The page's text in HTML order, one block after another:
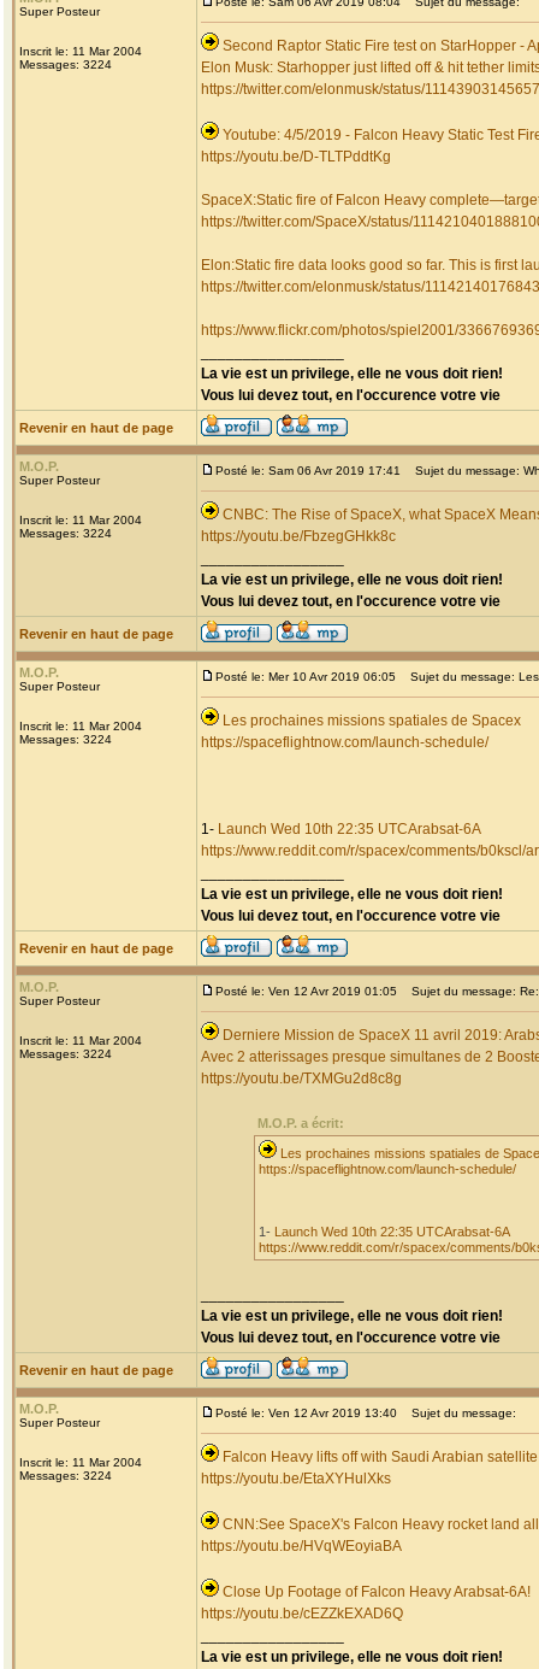
Super Posteur
Inscrit le: 11 Mar 2004
Messages: 3224
Second Raptor Static Fire test on StarHopper -
Elon Musk: Starhopper just lifted off & hit tether
https://twitter.com/elonmusk/status/
Youtube: 4/5/2019 - Falcon Heavy Static Test
https://youtu.be/D-TLTPddtKg
SpaceX:Static fire of Falcon Heavy
https://twitter.com/SpaceX/status/
Elon:Static fire data looks good so far. This is first
https://twitter.com/elonmusk/status/
https://www.flickr.com/photos/spiel2001/
La vie est un privilege, elle ne vous doit rien!
Vous lui devez tout, en l'occurence votre vie
Revenir en haut de page
M.O.P.
Super Posteur
Inscrit le: 11 Mar 2004
Messages: 3224
Posté le: Sam 06 Avr 2019 17:41 Sujet du message:
CNBC: The Rise of SpaceX, what SpaceX
https://youtu.be/FbzegGHkk8c
La vie est un privilege, elle ne vous doit rien!
Vous lui devez tout, en l'occurence votre vie
Revenir en haut de page
M.O.P.
Super Posteur
Inscrit le: 11 Mar 2004
Messages: 3224
Posté le: Mer 10 Avr 2019 06:05 Sujet du message:
Les prochaines missions spatiales de Spacex
https://spaceflightnow.com/launch-schedule/
1- Launch Wed 10th 22:35 UTCArabsat-6A
https://www.reddit.com/r/spacex/comments/
La vie est un privilege, elle ne vous doit rien!
Vous lui devez tout, en l'occurence votre vie
Revenir en haut de page
M.O.P.
Super Posteur
Inscrit le: 11 Mar 2004
Messages: 3224
Posté le: Ven 12 Avr 2019 01:05 Sujet du message:
Derniere Mission de SpaceX 11 avril 2019:
Avec 2 atterissages presque simultanes de 2
https://youtu.be/TXMGu2d8c8g
M.O.P. a écrit:
Les prochaines missions spatiales de
https://spaceflightnow.com/launch-schedule/
1- Launch Wed 10th 22:35 UTCArabsat-6A
https://www.reddit.com/r/spacex/comments/
La vie est un privilege, elle ne vous doit rien!
Vous lui devez tout, en l'occurence votre vie
Revenir en haut de page
M.O.P.
Super Posteur
Inscrit le: 11 Mar 2004
Messages: 3224
Posté le: Ven 12 Avr 2019 13:40 Sujet du message:
Falcon Heavy lifts off with Saudi Arabian
https://youtu.be/EtaXYHulXks
CNN:See SpaceX's Falcon Heavy rocket land
https://youtu.be/HVqWEoyiaBA
Close Up Footage of Falcon Heavy Arabsat-6A!
https://youtu.be/cEZZkEXAD6Q
La vie est un privilege, elle ne vous doit rien!